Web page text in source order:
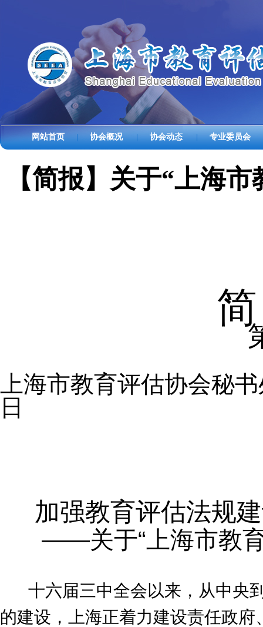
网站首页 协会概况 | 协会动态 | 专业委员会
【简报】关于“上海
简
上海市教育评估协
日
加强教育评估法规
——关于“上海市教
十六届三中全会以来，从中央
的建设，上海正着力建设责任政